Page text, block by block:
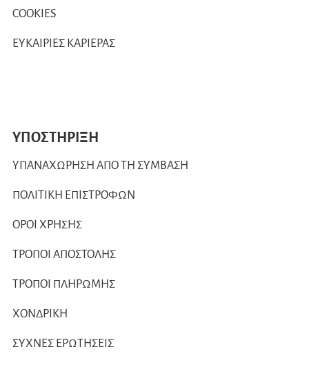
COOKIES
ΕΥΚΑΙΡΙΕΣ ΚΑΡΙΕΡΑΣ
ΥΠΟΣΤΗΡΙΞΗ
ΥΠΑΝΑΧΩΡΗΣΗ ΑΠΟ ΤΗ ΣΥΜΒΑΣΗ
ΠΟΛΙΤΙΚΗ ΕΠΙΣΤΡΟΦΩΝ
ΟΡΟΙ ΧΡΗΣΗΣ
ΤΡΟΠΟΙ ΑΠΟΣΤΟΛΗΣ
ΤΡΟΠΟΙ ΠΛΗΡΩΜΗΣ
ΧΟΝΔΡΙΚΗ
ΣΥΧΝΕΣ ΕΡΩΤΗΣΕΙΣ